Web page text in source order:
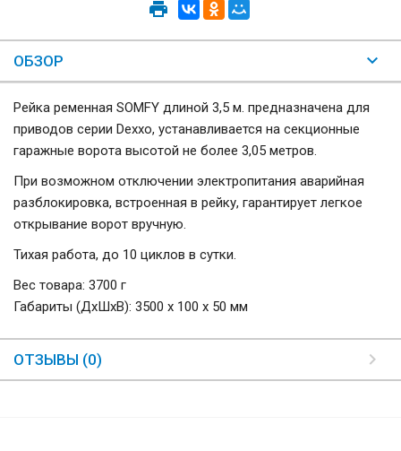
ОБЗОР
Рейка ременная SOMFY длиной 3,5 м. предназначена для
приводов серии Dexxo, устанавливается на секционные
гаражные ворота высотой не более 3,05 метров.
При возможном отключении электропитания аварийная
разблокировка, встроенная в рейку, гарантирует легкое
открывание ворот вручную.
Тихая работа, до 10 циклов в сутки.
Вес товара: 3700 г
Габариты (ДxШxВ): 3500 x 100 x 50 мм
ОТЗЫВЫ (0)